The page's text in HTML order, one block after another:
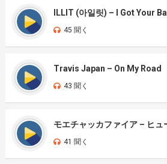
ILLIT (아일릿) – I Got Your
45 聞く
Travis Japan – On My Road
43 聞く
41 聞く